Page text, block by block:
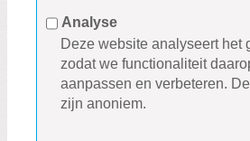
Analyse
Deze website analyseert het
zodat we functionaliteit
aanpassen en verbeteren.
zijn anoniem.